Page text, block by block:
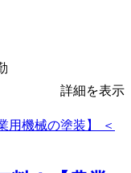
詳細を表示